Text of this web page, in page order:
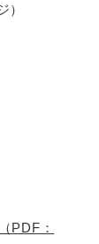
）
PDF：